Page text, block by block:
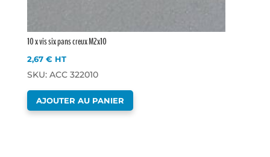
10 x vis six pans creux M2x10
2,67€ HT
SKU: ACC 322010
AJOUTER AU PANIER